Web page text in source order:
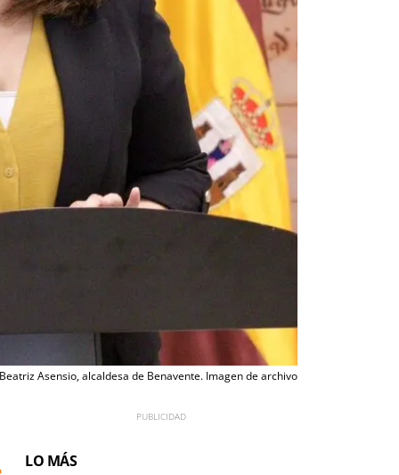
Beatriz Asensio, alcaldesa de Benavente. Imagen de archivo
LO MÁS